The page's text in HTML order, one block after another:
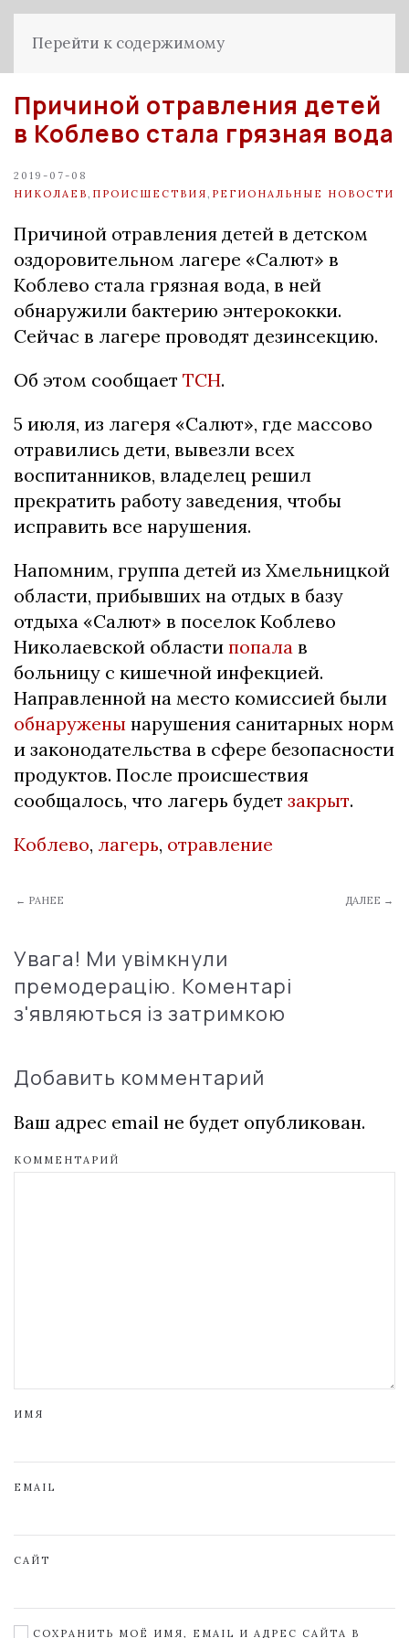
Перейти к содержимому
Причиной отравления детей
в Коблево стала грязная вода
2019-07-08
НИКОЛАЕВ ПРОИСШЕСТВИЯ РЕГИОНАЛЬНЫЕ НОВОСТИ
Причиной отравления детей в детском
оздоровительном лагере «Салют» в
Коблево стала грязная вода, в ней
обнаружили бактерию энтерококки.
Сейчас в лагере проводят дезинсекцию.
Об этом сообщает ТСН.
5 июля, из лагеря «Салют», где массово
отравились дети, вывезли всех
воспитанников, владелец решил
прекратить работу заведения, чтобы
исправить все нарушения.
Напомним, группа детей из Хмельницкой
области, прибывших на отдых в базу
отдыха «Салют» в поселок Коблево
Николаевской области попала в
больницу с кишечной инфекцией.
Направленной на место комиссией были
обнаружены нарушения санитарных норм
и законодательства в сфере безопасности
продуктов. После происшествия
сообщалось, что лагерь будет закрыт.
Коблево, лагерь, отравление
← РАНЕЕ ДАЛЕЕ →
Увага! Ми увімкнули
премодерацію. Коментарі
з'являються із затримкою
Добавить комментарий
Ваш адрес email не будет опубликован.
КОММЕНТАРИЙ
ИМЯ
EMAIL
САЙТ
СОХРАНИТЬ МОЁ ИМЯ, EMAIL И АДРЕС САЙТА В